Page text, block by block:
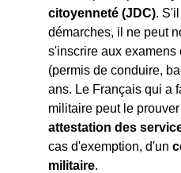
citoyenneté (JDC).
démarches, il ne peut
s'inscrire aux examens
(permis de conduire,
ans. Le Français qui a
militaire peut le
attestation des
cas d'exemption, d'un
militaire.